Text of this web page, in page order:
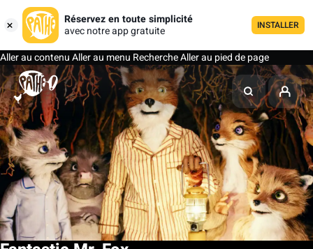
Réservez en toute simplicité
avec notre app gratuite
INSTALLER
Aller au contenuAller au menu RechercheAller au pied de page